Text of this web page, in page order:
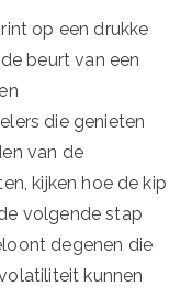
op een drukke
beurt van een
die genieten
van de
kijken hoe de kip
volgende stap
degenen die
kunnen